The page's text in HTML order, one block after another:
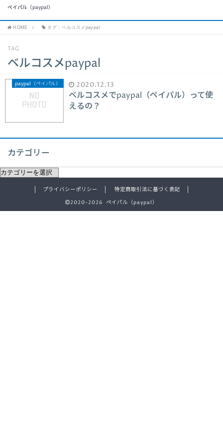
ペイパル（paypal）
HOME タグ : ベルコスメpaypal
TAG
ベルコスメpaypal
paypal（ペイパル） 2020.12.13
ベルコスメでpaypal（ペイパル）って使
えるの？
カテゴリー
プライバシーポリシー
特定商取引法に基づく表記
2020–2026 ペイパル（paypal）